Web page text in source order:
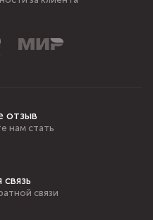
отзыв
нам стать
связи